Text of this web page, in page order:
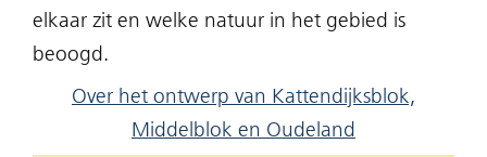
elkaar zit en welke natuur in het gebied is
beoogd.
Over het ontwerp van Kattendijksblok,
Middelblok en Oudeland